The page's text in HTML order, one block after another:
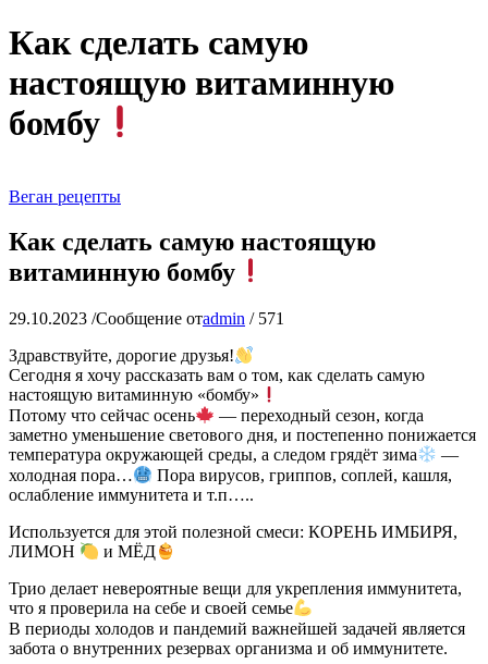
Как сделать самую
настоящую витаминную
бомбу
Веган рецепты
Как сделать самую настоящую
витаминную бомбу
29.10.2023 /Сообщение отadmin / 571
Здравствуйте, дорогие друзья!
Сегодня я хочу рассказать вам о том, как сделать самую
настоящую витаминную «бомбу»
Потому что сейчас осень
— переходный сезон, когда
заметно уменьшение светового дня, и постепенно понижается
температура окружающей среды, а следом грядёт зима
—
холодная пора…
Пора вирусов, гриппов, соплей, кашля,
ослабление иммунитета и т.п…..
Используется для этой полезной смеси: КОРЕНЬ ИМБИРЯ,
ЛИМОН
и МЁД
Трио делает невероятные вещи для укрепления иммунитета,
что я проверила на себе и своей семье
В периоды холодов и пандемий важнейшей задачей является
забота о внутренних резервах организма и об иммунитете.